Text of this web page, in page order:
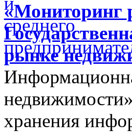
«Мониторинг
рынке
хранения